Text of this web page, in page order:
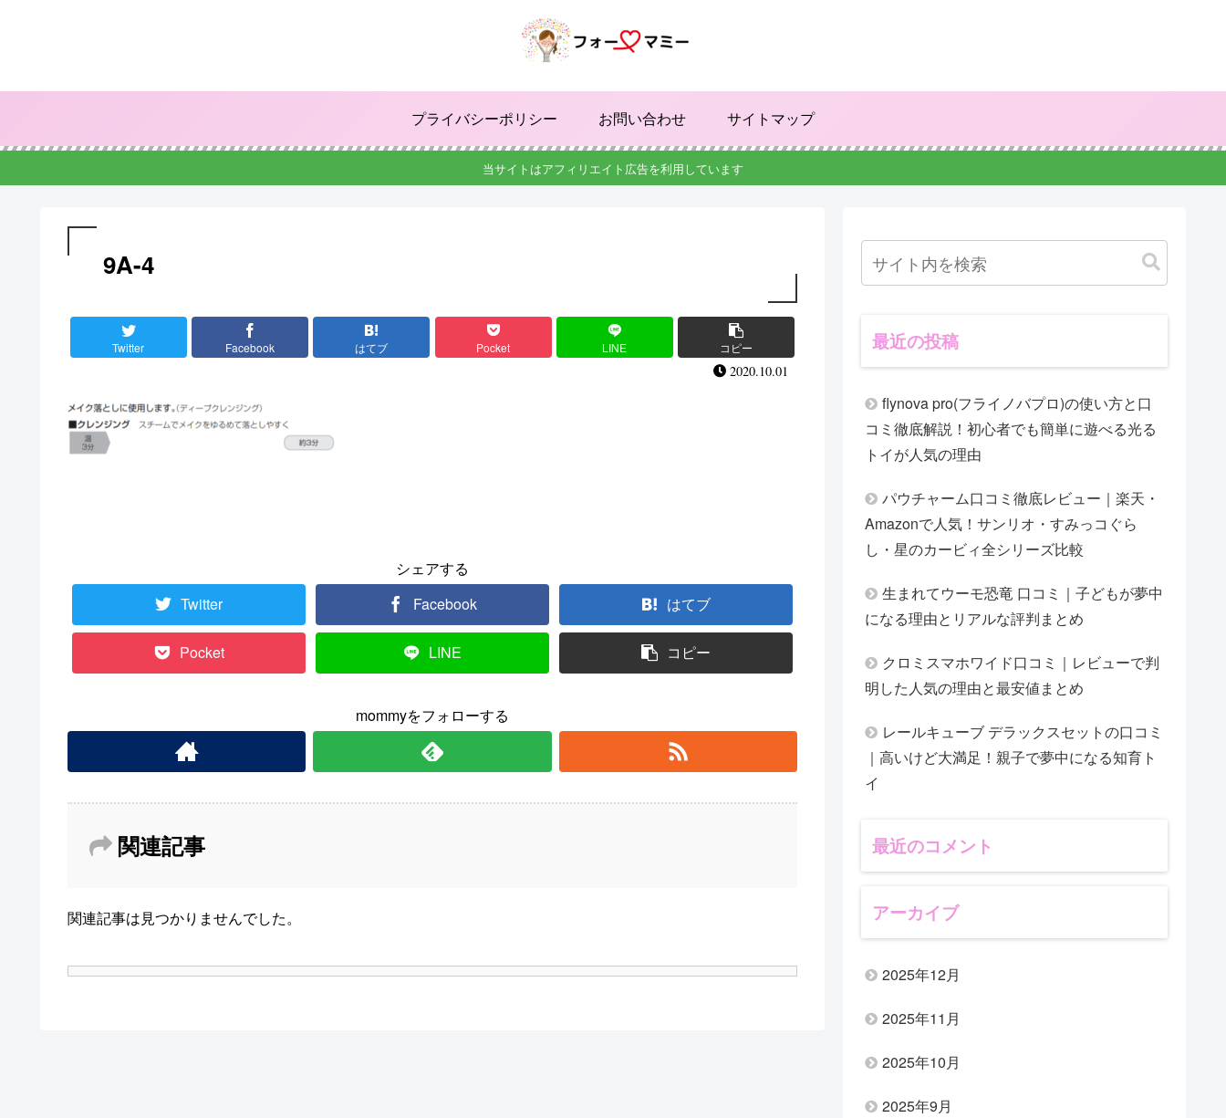
プライバシーポリシー お問い合わせ サイトマップ
当サイトはアフィリエイト広告を利用しています
9A-4
Twitter Facebook はてブ Pocket LINE コピー
2020.10.01
シェアする
Twitter
Facebook はてブ
Pocket LINE コピー
mommyをフォローする
関連記事
関連記事は見つかりませんでした。
最近の投稿
flynova pro(フライノバプロ)の使い方と口
コミ徹底解説！初心者でも簡単に遊べる光る
トイが人気の理由
パウチャーム口コミ徹底レビュー｜楽天・
Amazonで人気！サンリオ・すみっコぐら
し・星のカービィ全シリーズ比較
生まれてウーモ恐竜 口コミ｜子どもが夢中
になる理由とリアルな評判まとめ
クロミスマホワイド口コミ｜レビューで判
明した人気の理由と最安値まとめ
レールキューブ デラックスセットの口コミ
｜高いけど大満足！親子で夢中になる知育ト
イ
最近のコメント
アーカイブ
2025年12月
2025年11月
2025年10月
2025年9月